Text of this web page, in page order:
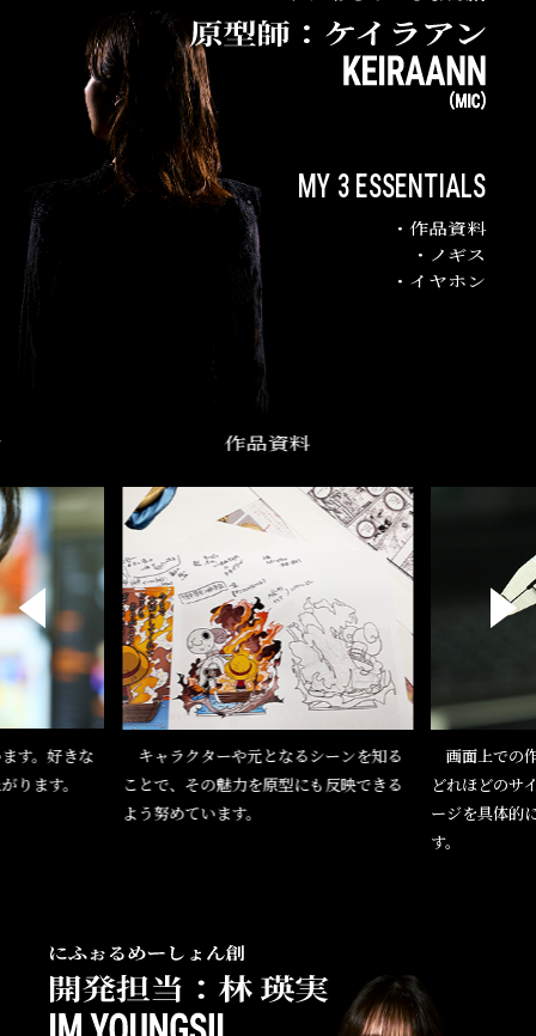
MY 3 ESSENTIALS
・作品資料
・ノギス
・イヤホン
す。好きな
ります。
作品資料
キャラクターや元となるシーンを知る
ことで、その魅力を原型にも反映できる
よう努めています。
画面上での
どれほどのサ
ージを具体的
す。